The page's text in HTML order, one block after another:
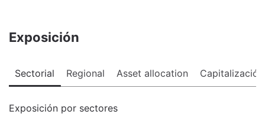
Exposición
Sectorial Regional Asset allocation Capitalización
Exposición por sectores